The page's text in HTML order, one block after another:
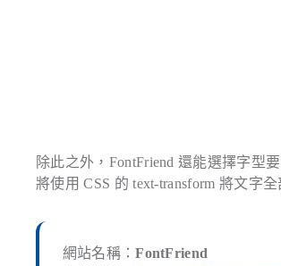
除此之外，FontFriend 還能選擇字型
將使用 CSS 的text-transform 將文字
網站名稱：FontFriend